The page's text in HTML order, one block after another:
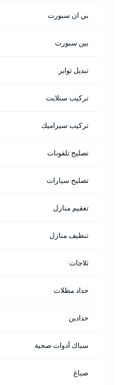
بي ان سبورت
بين سبورت
تبديل تواير
تركيب ستلايت
تركيب سيراميك
تصليح تلفونات
تصليح سيارات
تعقيم منازل
تنظيف منازل
ثلاجات
حداد مظلات
حدادين
سباك أدوات صحية
صباغ